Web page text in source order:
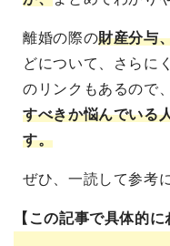
離婚の際の財産分与
どについて、さらに
のリンクもあるので
すべきか悩んでいる
す。
ぜひ、一読して参考
【この記事で具体的に